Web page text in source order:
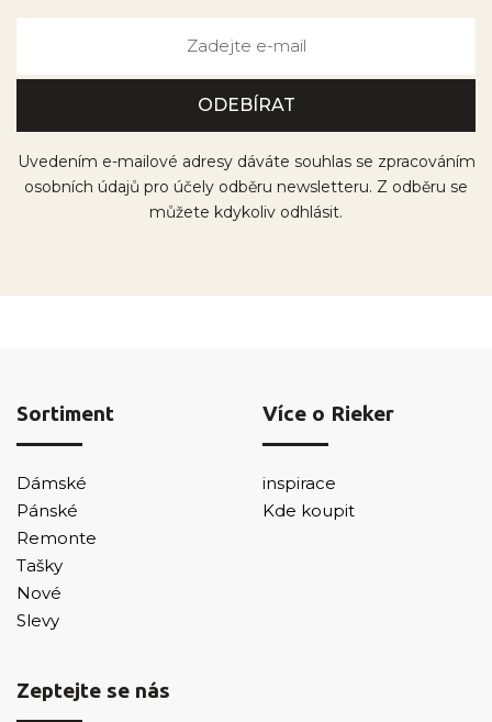
Uvedením e-mailové adresy dáváte souhlas se zpracováním
osobních údajů pro účely odběru newsletteru. Z odběru se
můžete kdykoliv odhlásit.
Sortiment
Dámské
Pánské
Remonte
Tašky
Nové
Slevy
Více o Rieker
inspirace
Kde koupit
Zeptejte se nás